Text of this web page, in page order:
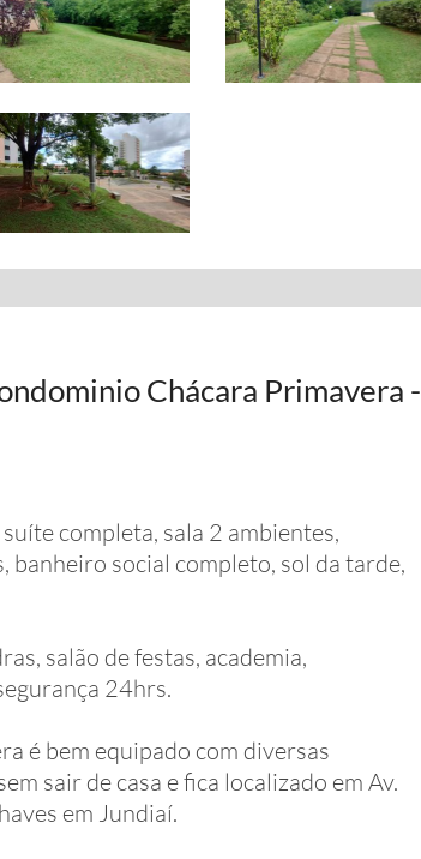
Chácara Primavera -
completa, sala 2 ambientes,
banheiro social completo, sol da tarde,
salão de festas, academia,
24hrs.
é bem equipado com diversas
sair de casa e fica localizado em Av.
em Jundiaí.